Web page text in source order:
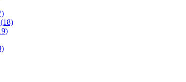
(18)